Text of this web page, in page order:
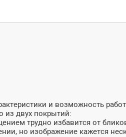
и возможность
из двух покрытий:
трудно избавится от
но изображение кажется